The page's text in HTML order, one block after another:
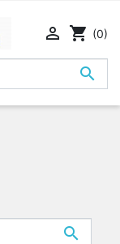

 shopping_cart (0)
